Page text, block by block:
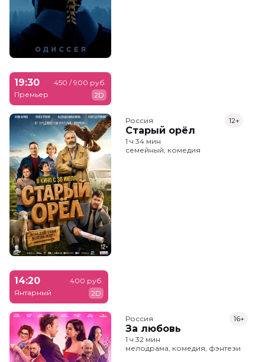
19:30
Премьер
450 / 900 руб.
2D
Россия
Старый орёл
12+
1 ч 34 мин
семейный, комедия
14:20
Янтарный
400 руб.
2D
Россия
За любовь
16+
1 ч 32 мин
мелодрама, комедия, фэнтези